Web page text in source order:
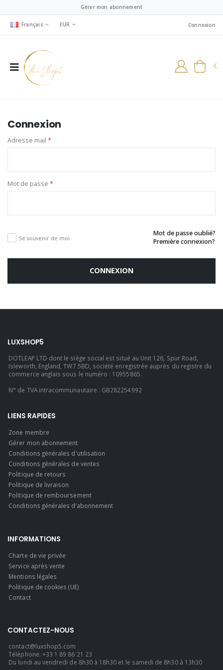
Gérer mon abonnement
Français EUR Connexion
Connexion
Adresse mail *
Mot de passe *
Se souvenir de moi
Mot de passe oublié?
Première connexion?
CONNEXION
LUXSHOP5
DOTLEAP LTD dont le siège social est situé au Unit 126, Spur Road,
Isleworth, England, TW7 5BD, société enregistrée auprès du registre du
commerce anglais sous le numéro : 10955865.
N° de TVA intracommunautaire : GB282254992
LIENS RAPIDES
Zone membre
Gérer mon abonnement
Conditions générales d'utilisation
Conditions générales de ventes
Politique de retours
Politique de livraison
Politique de remboursement
Conditions générales d’abonnement
INFORMATIONS
Charte de vie privée
Service après vente
Mentions légales
Politique de cookies (UE)
Contact
CONTACTEZ-NOUS
contact@luxshop5.com
Téléphone: +33 1 89 86 21 23
Du lundi au vendredi de 8h30 à 18h30 et le samedi de 8h30 à 13h30